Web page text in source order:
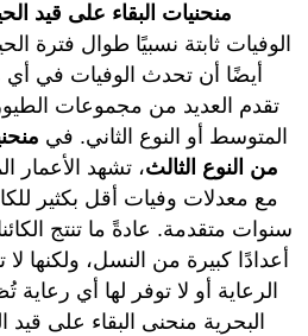
منحنيات البقاء على قيد
الوفيات ثابتة نسبيًا طوال فترة
أيضًا أن تحدث الوفيات في
تقدم العديد من مجموعات
المتوسط أو النوع الثاني. في
من النوع الثالث، تشهد الأعمار
مع معدلات وفيات أقل بكثير
سنوات متقدمة. عادةً ما تنتج
أعدادًا كبيرة من النسل، ولكنها
الرعاية أو لا توفر لها أي رعاية
البحرية منحنى البقاء على قيد